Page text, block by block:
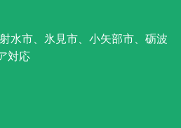
水市、氷見市、小矢部市、砺波
対応